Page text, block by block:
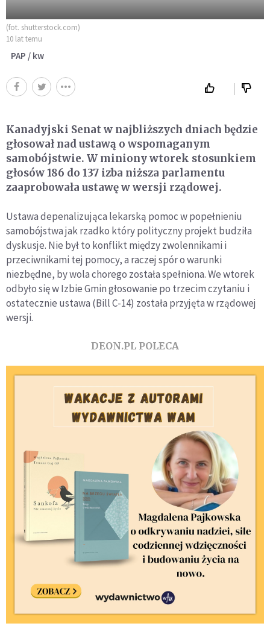
(fot. shutterstock.com)
10 lat temu
PAP / kw
Kanadyjski Senat w najbliższych dniach będzie
głosował nad ustawą o wspomaganym
samobójstwie. W miniony wtorek stosunkiem
głosów 186 do 137 izba niższa parlamentu
zaaprobowała ustawę w wersji rządowej.
Ustawa depenalizująca lekarską pomoc w popełnieniu
samobójstwa jak rzadko który polityczny projekt budziła
dyskusje. Nie był to konflikt między zwolennikami i
przeciwnikami tej pomocy, a raczej spór o warunki
niezbędne, by wola chorego została spełniona. We wtorek
odbyło się w Izbie Gmin głosowanie po trzecim czytaniu i
ostatecznie ustawa (Bill C-14) została przyjęta w rządowej
wersji.
DEON.PL POLECA